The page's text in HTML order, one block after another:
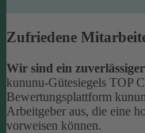
Zufriedene
Wir sind ein
kununu-Gütesiegels TOP
Bewertungsplattform
Arbeitgeber aus, die eine
vorweisen können.